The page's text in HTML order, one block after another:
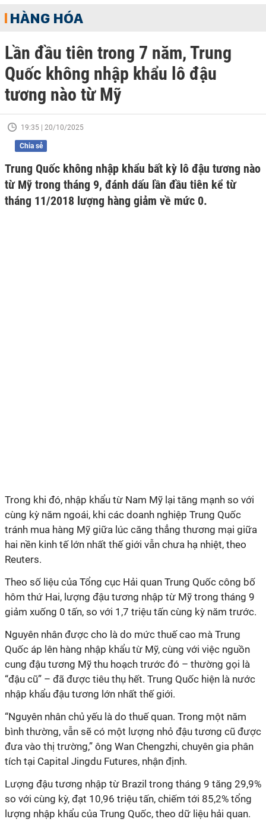
HÀNG HÓA
Lần đầu tiên trong 7 năm, Trung
Quốc không nhập khẩu lô đậu
tương nào từ Mỹ
19:35 | 20/10/2025
Chia sẻ
Trung Quốc không nhập khẩu bất kỳ lô đậu tương nào
từ Mỹ trong tháng 9, đánh dấu lần đầu tiên kể từ
tháng 11/2018 lượng hàng giảm về mức 0.
Trong khi đó, nhập khẩu từ Nam Mỹ lại tăng mạnh so với
cùng kỳ năm ngoái, khi các doanh nghiệp Trung Quốc
tránh mua hàng Mỹ giữa lúc căng thẳng thương mại giữa
hai nền kinh tế lớn nhất thế giới vẫn chưa hạ nhiệt, theo
Reuters.
Theo số liệu của Tổng cục Hải quan Trung Quốc công bố
hôm thứ Hai, lượng đậu tương nhập từ Mỹ trong tháng 9
giảm xuống 0 tấn, so với 1,7 triệu tấn cùng kỳ năm trước.
Nguyên nhân được cho là do mức thuế cao mà Trung
Quốc áp lên hàng nhập khẩu từ Mỹ, cùng với việc nguồn
cung đậu tương Mỹ thu hoạch trước đó – thường gọi là
“đậu cũ” – đã được tiêu thụ hết. Trung Quốc hiện là nước
nhập khẩu đậu tương lớn nhất thế giới.
“Nguyên nhân chủ yếu là do thuế quan. Trong một năm
bình thường, vẫn sẽ có một lượng nhỏ đậu tương cũ được
đưa vào thị trường,” ông Wan Chengzhi, chuyên gia phân
tích tại Capital Jingdu Futures, nhận định.
Lượng đậu tương nhập từ Brazil trong tháng 9 tăng 29,9%
so với cùng kỳ, đạt 10,96 triệu tấn, chiếm tới 85,2% tổng
lượng nhập khẩu của Trung Quốc, theo dữ liệu hải quan.